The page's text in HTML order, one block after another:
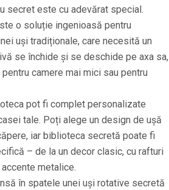
secret este cu adevărat special.
o soluție ingenioasă pentru
uși tradiționale, care necesită un
se închide și se deschide pe axa sa,
camere mai mici sau pentru
pot fi complet personalizate
tale. Poți alege un design de ușă
iar biblioteca secretă poate fi
– de la un decor clasic, cu rafturi
metalice.
în spatele unei uși rotative secretă